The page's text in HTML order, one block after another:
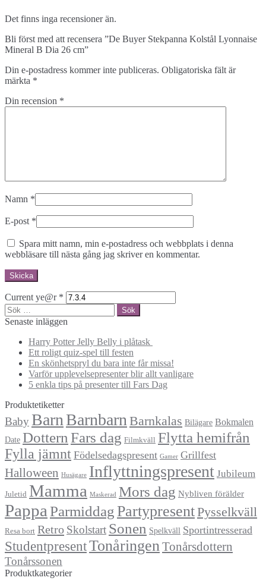
Det finns inga recensioner än.
Bli först med att recensera ”De Buyer Stekpanna Kolstål Lyonnaise
Mineral B Dia 26 cm”
Din e-postadress kommer inte publiceras. Obligatoriska fält är
märkta *
Din recension *
Namn *
E-post *
Spara mitt namn, min e-postadress och webbplats i denna
webbläsare till nästa gång jag skriver en kommentar.
Current ye@r *
Sök
efter:
Senaste inläggen
Harry Potter Jelly Belly i plåtask
Ett roligt quiz-spel till festen
En skönhetspryl du bara inte får missa!
Varför upplevelsepresenter blir allt vanligare
5 enkla tips på presenter till Fars Dag
Produktetiketter
Baby Barn Barnbarn Barnkalas Bilägare Bokmalen
Date Dottern Fars dag Filmkväll Flytta hemifrån
Fylla jämnt Födelsedagspresent Gamer Grillfest
Halloween Husägare Inflyttningspresent Jubileum
Juletid Mamma Maskerad Mors dag Nybliven förälder
Pappa ParmiddagPartypresentPysselkväll
Resa bort Retro Skolstart Sonen Spelkväll Sportintresserad
StudentpresentTonåringen Tonårsdottern
Tonårssonen
Produktkategorier